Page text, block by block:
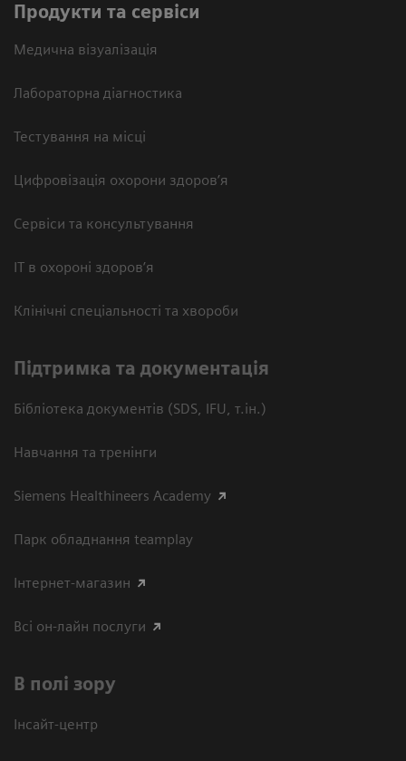
Продукти та сервіси
Медична візуалізація
Лабораторна діагностика
Тестування на місці
Цифровізація охорони здоров’я
Сервіси та консультування
ІТ в охороні здоров’я
Клінічні спеціальності та хвороби
Підтримка та документація
Бібліотека документів (SDS, IFU, т.ін.)
Навчання та тренінги
Siemens Healthineers Academy
Парк обладнання teamplay
Інтернет-магазин
Всі он-лайн послуги
В полі зору
Інсайт-центр